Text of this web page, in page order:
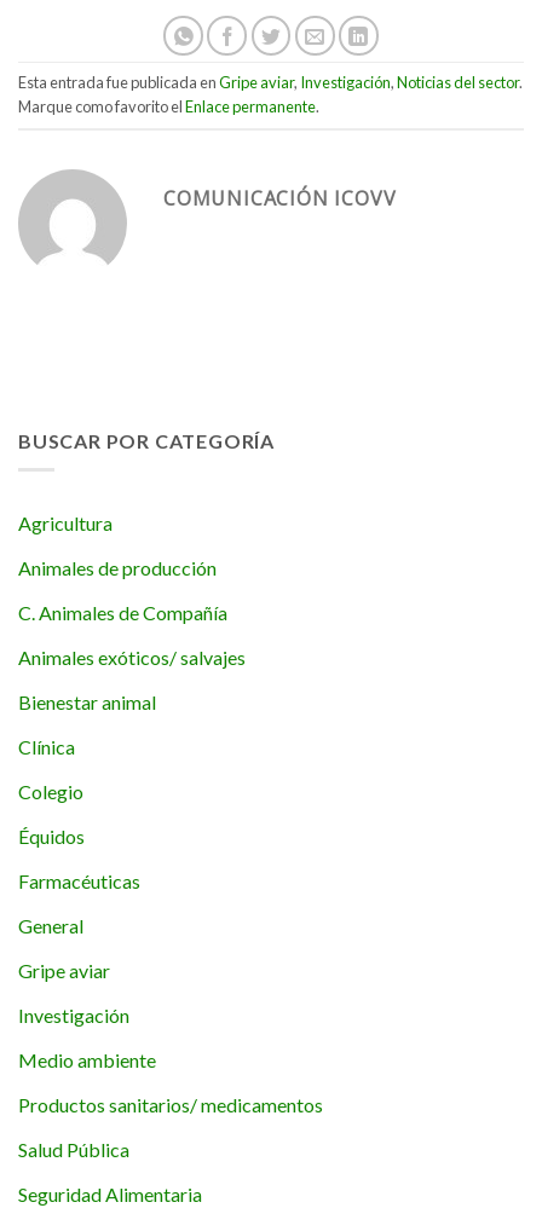
Esta entrada fue publicada enGripe aviar, Investigación,Noticias del sector.
Marque como favorito elEnlace permanente.
COMUNICACIÓN ICOVV
BUSCAR POR CATEGORÍA
Agricultura
Animales de producción
C. Animales de Compañía
Animales exóticos/ salvajes
Bienestar animal
Clínica
Colegio
Équidos
Farmacéuticas
General
Gripe aviar
Investigación
Medio ambiente
Productos sanitarios/ medicamentos
Salud Pública
Seguridad Alimentaria